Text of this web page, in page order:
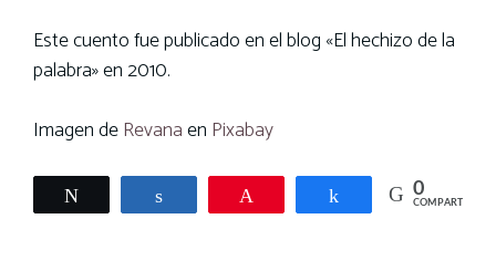
Este cuento fue publicado en el blog «El hechizo de la
palabra» en 2010.
Imagen deRevanaen Pixabay
Compartir Compartir
0
COMPARTIR